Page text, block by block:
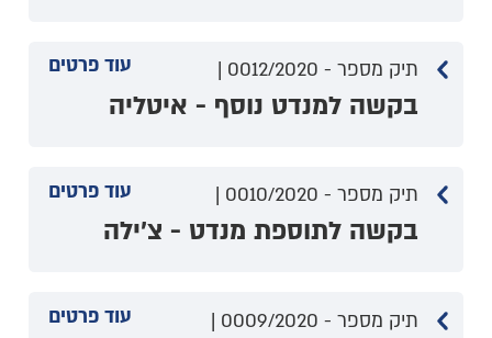
עוד פרטים תיק מספר - 0012/2020 |
בקשה למנדט נוסף - איטליה
עוד פרטים תיק מספר - 0010/2020 |
בקשה לתוספת מנדט - צ'ילה
עוד פרטים תיק מספר - 0009/2020 |